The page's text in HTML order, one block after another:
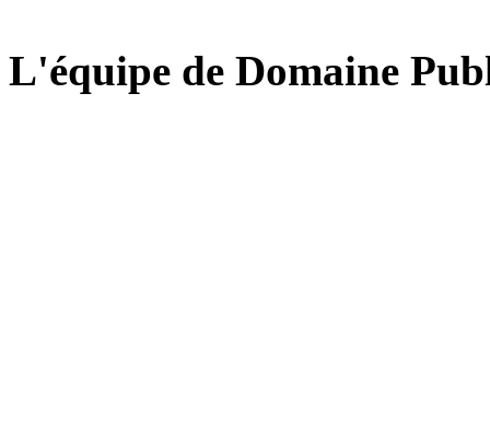
L'équipe de Domaine